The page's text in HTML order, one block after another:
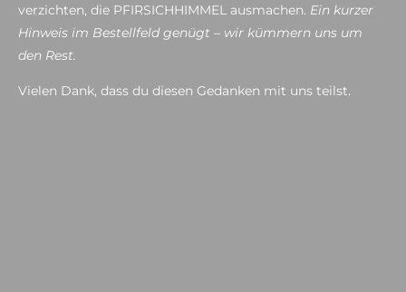
verzichten, die PFIRSICHHIMMEL ausmachen. Ein kurzer
Hinweis im Bestellfeld genügt – wir kümmern uns um
den Rest.
Vielen Dank, dass du diesen Gedanken mit uns teilst.